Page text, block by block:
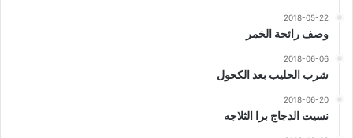
2018-05-22
وصف رائحة الخمر
2018-06-06
شرب الحليب بعد الكحول
2018-06-20
نسيت الدجاج برا الثلاجه